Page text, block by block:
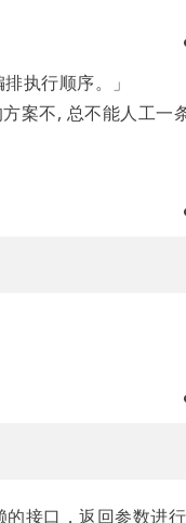
执行顺序。」
案不, 总不能人工一
接口，返回参数进